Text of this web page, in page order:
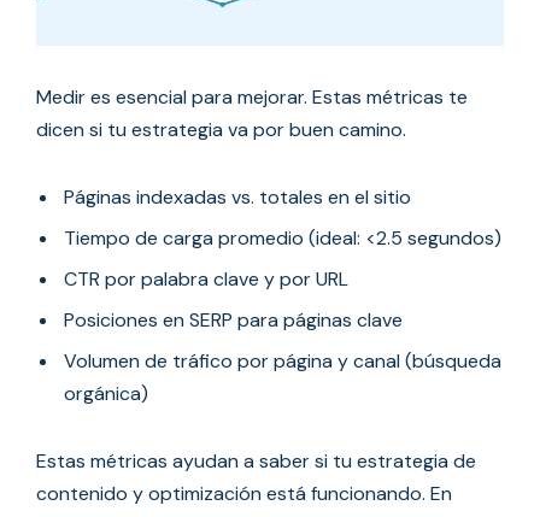
Medir es esencial para mejorar. Estas métricas te
dicen si tu estrategia va por buen camino.
Páginas indexadas vs. totales en el sitio
Tiempo de carga promedio (ideal: <2.5 segundos)
CTR por palabra clave y por URL
Posiciones en SERP para páginas clave
Volumen de tráfico por página y canal (búsqueda
orgánica)
Estas métricas ayudan a saber si tu estrategia de
contenido y optimización está funcionando. En